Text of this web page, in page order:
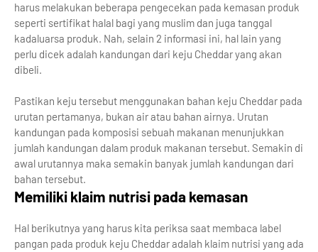
harus melakukan beberapa pengecekan pada kemasan produk
seperti sertifikat halal bagi yang muslim dan juga tanggal
kadaluarsa produk. Nah, selain 2 informasi ini, hal lain yang
perlu dicek adalah kandungan dari keju Cheddar yang akan
dibeli.
Pastikan keju tersebut menggunakan bahan keju Cheddar pada
urutan pertamanya, bukan air atau bahan airnya. Urutan
kandungan pada komposisi sebuah makanan menunjukkan
jumlah kandungan dalam produk makanan tersebut. Semakin di
awal urutannya maka semakin banyak jumlah kandungan dari
bahan tersebut.
Memiliki klaim nutrisi pada kemasan
Hal berikutnya yang harus kita periksa saat membaca label
pangan pada produk keju Cheddar adalah klaim nutrisi yang ada